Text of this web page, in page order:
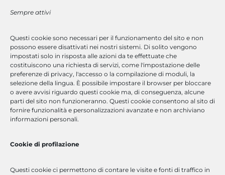
Sempre attivi
Questi cookie sono necessari per il funzionamento del sito e non
possono essere disattivati nei nostri sistemi. Di solito vengono
impostati solo in risposta alle azioni da te effettuate che
costituiscono una richiesta di servizi, come l'impostazione delle
preferenze di privacy, l'accesso o la compilazione di moduli, la
selezione della lingua. È possibile impostare il browser per bloccare
o avere avvisi riguardo questi cookie ma, di conseguenza, alcune
parti del sito non funzioneranno. Questi cookie consentono al sito di
fornire funzionalità e personalizzazioni avanzate e non archiviano
informazioni personali.
Cookie di profilazione
Questi cookie ci permettono di contare le visite e fonti di traffico in
Che tu sia un professionista con esperienza, un software
engineer o un neolaureato, abbiamo la posizione giusta per te.
Invia Candidatura
Accesso Rapido
corsi a catalogo
corsi su misura